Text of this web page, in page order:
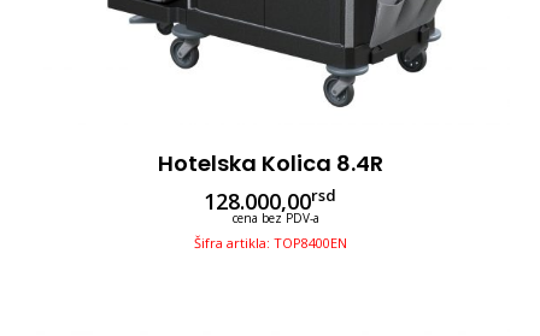
Hotelska Kolica 8.4R
128.000,00rsd
cena bez PDV-a
Šifra artikla: TOP8400EN